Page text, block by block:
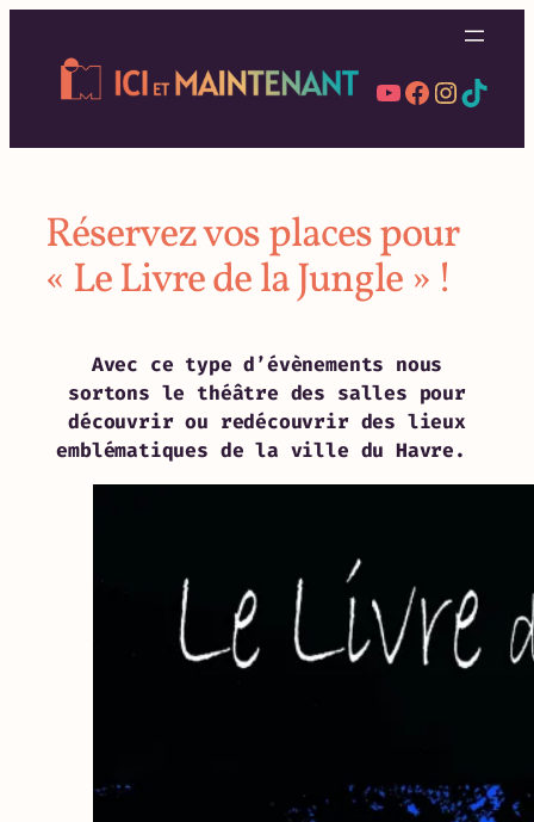
contenu
YouTube
Facebook
Réservez vos places pour
« Le Livre de la Jungle » !
Avec ce type d’évènements nous
sortons le théâtre des salles pour
découvrir ou redécouvrir des lieux
emblématiques de la ville du Havre.